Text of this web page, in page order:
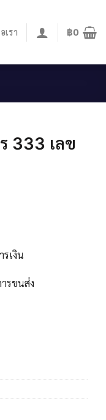
เรา ฿0
333 เลข
เงิน
รขนส่ง
ทะเบียนรถภูเก็ต ชิ้น